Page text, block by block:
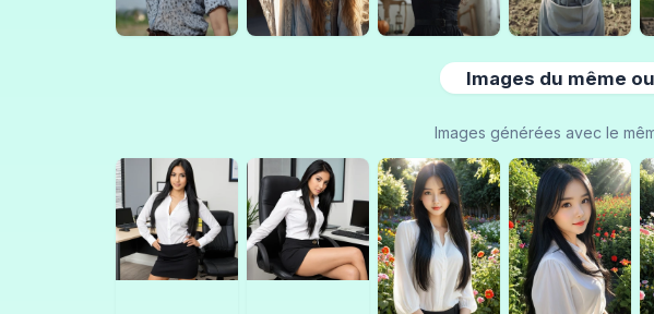
Images du même
Images générées avec le